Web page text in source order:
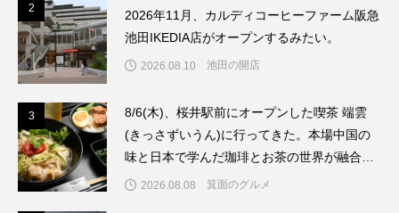
2
2026年11月、カルディコーヒーファーム阪急
池田IKEDIA店がオープンするみたい。
2026.08.10 池田の開店
3
8/6(木)、桜井駅前にオープンした喫茶 端雲
(きっさずいうん)に行ってきた。本場中国の
味と日本で学んだ珈琲とお茶の世界が融合し
たお店だった。
2026.08.08 箕面のグルメ